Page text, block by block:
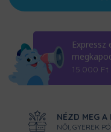
Expressz
15.000 Ft
NÉZD MEG A
NŐI, GYEREK